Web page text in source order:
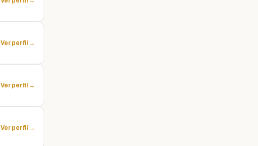
Ver perfil →
Ver perfil →
Ver perfil →